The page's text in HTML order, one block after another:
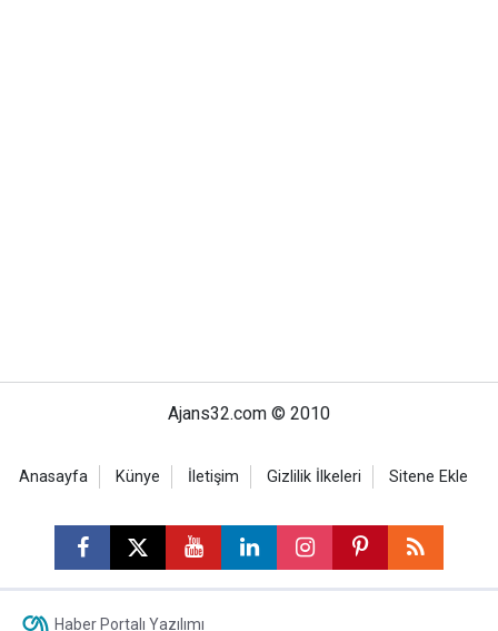
Ajans32.com © 2010
Anasayfa Künye İletişim Gizlilik İlkeleri Sitene Ekle
Haber Portalı Yazılımı